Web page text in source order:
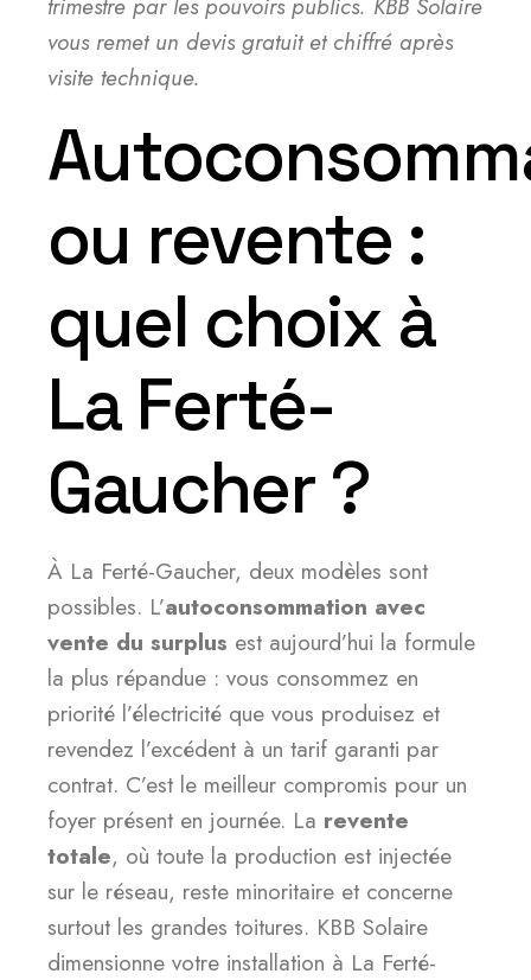
trimestre par les pouvoirs publics. KBB Solaire
vous remet un devis gratuit et chiffré après
visite technique.
ou revente :
quel choix à
La Ferté-
Gaucher ?
À La Ferté-Gaucher, deux modèles sont
possibles. L’autoconsommation avec
vente du surplus est aujourd’hui la formule
la plus répandue : vous consommez en
priorité l’électricité que vous produisez et
revendez l’excédent à un tarif garanti par
contrat. C’est le meilleur compromis pour un
foyer présent en journée. La revente
totale, où toute la production est injectée
sur le réseau, reste minoritaire et concerne
surtout les grandes toitures. KBB Solaire
dimensionne votre installation à La Ferté-